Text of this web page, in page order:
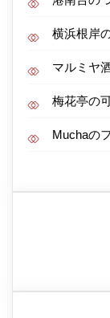
横浜根岸
マルミヤ
梅花亭の
Muchaの